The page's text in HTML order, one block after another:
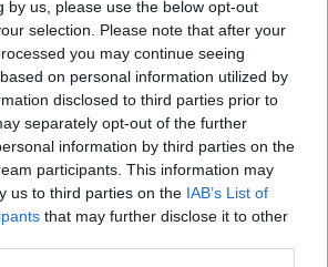
by us, please use the below opt-out
selection. Please note that after your
you may continue seeing
on personal information utilized by
disclosed to third parties prior to
separately opt-out of the further
information by third parties on the
participants. This information may
us to third parties on the IAB’s List of
that may further disclose it to other